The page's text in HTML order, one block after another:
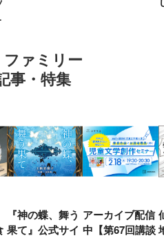
ァミリー
事・特集
『神の蝶、舞う
果て』公式サイ
アーカイブ配信
中【第67回講談